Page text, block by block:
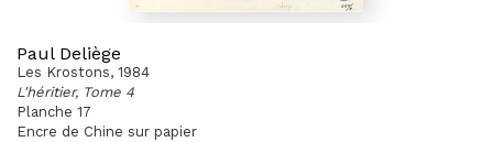
Paul Deliège
Les Krostons, 1984
L'héritier, Tome 4
Planche 17
Encre de Chine sur papier